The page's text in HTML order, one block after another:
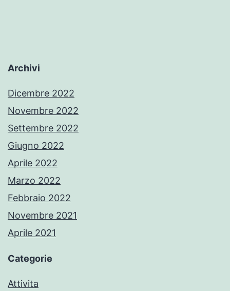
Archivi
Dicembre 2022
Novembre 2022
Settembre 2022
Giugno 2022
Aprile 2022
Marzo 2022
Febbraio 2022
Novembre 2021
Aprile 2021
Categorie
Attivita